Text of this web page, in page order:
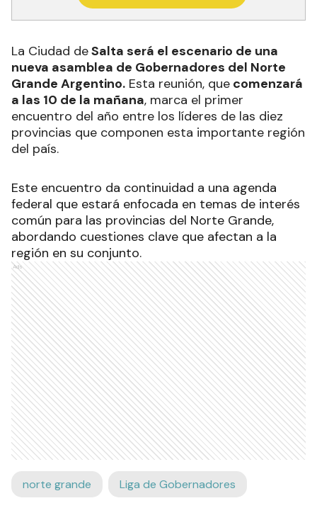
La Ciudad deSalta será el escenario de una
nueva asamblea de Gobernadores del Norte
Grande Argentino. Esta reunión, que comenzará
a las 10 de la mañana, marca el primer
encuentro del año entre los líderes de las diez
provincias que componen esta importante región
del país.
Este encuentro da continuidad a una agenda
federal que estará enfocada en temas de interés
común para las provincias del Norte Grande,
abordando cuestiones clave que afectan a la
región en su conjunto.
Ads
norte grande Liga de Gobernadores